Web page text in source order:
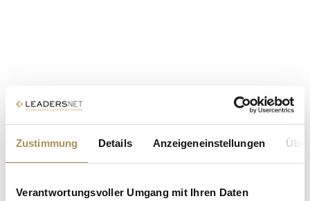
Zustimmung Details Anzeigeneinstellungen
Verantwortungsvoller Umgang mit Ihren Daten